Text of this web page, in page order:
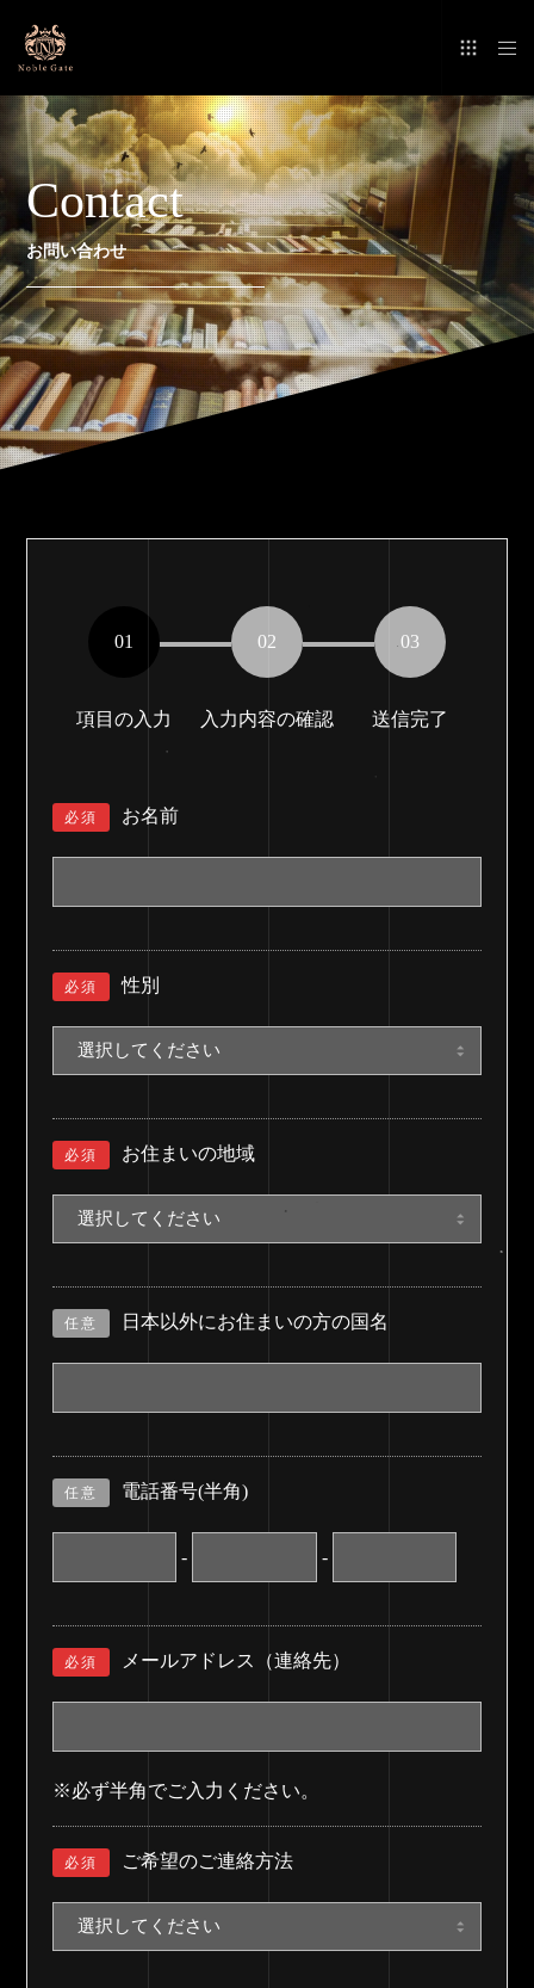
Contact
お問い合わせ
01
項目の入力
02
入力内容の確認
03
送信完了
必須 お名前
必須 性別
必須 お住まいの地域
任意 日本以外にお住まいの方の国名
任意 電話番号(半角)
- -
必須 メールアドレス（連絡先）
※必ず半角でご入力ください。
必須 ご希望のご連絡方法